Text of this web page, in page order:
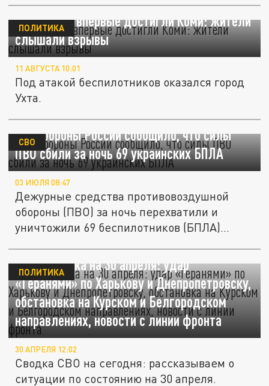
Дроны ВСУ впервые достигли Коми: жители
слышали взрывы
ПОЛИТИКА
11 АВГУСТА 10:01
Под атакой беспилотников оказался город
Ухта.
Минобороны России сообщило, что силы
ПВО сбили за ночь 69 украинских БПЛА
СВО
03 ИЮЛЯ 08:47
Дежурные средства противовоздушной
обороны (ПВО) за ночь перехватили и
уничтожили 69 беспилотников (БПЛА)...
СВО – сводка на 30 апреля: удар
«Геранями» по Харькову и Днепропетровску,
обстановка на Курском и Белгородском
направлениях, новости с линии фронта
ПОЛИТИКА
30 АПРЕЛЯ 12:02
Сводка СВО на сегодня: рассказываем о
ситуации по состоянию на 30 апреля.